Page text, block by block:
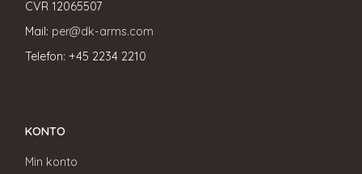
CVR 12065507
Mail: per@dk-arms.com
Telefon: +45 2234 2210
KONTO
Min konto